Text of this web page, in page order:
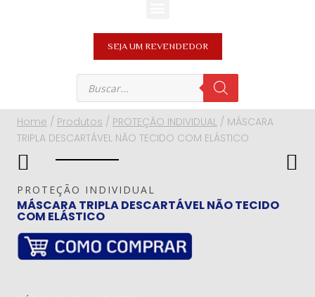
SEJA UM REVENDEDOR
Home / Produtos / PROTEÇÃO INDIVIDUAL / MÁSCARA
TRIPLA DESCARTÁVEL NÃO TECIDO COM ELÁSTICO
PROTEÇÃO INDIVIDUAL
MÁSCARA TRIPLA DESCARTÁVEL NÃO TECIDO
COM ELÁSTICO